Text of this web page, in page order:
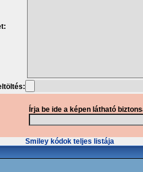
Írja be ide a képen látható
Smiley kódok teljes listája